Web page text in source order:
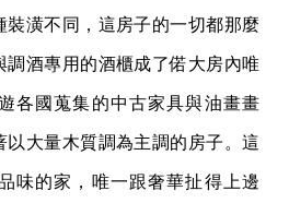
裝潢不同，這房子的一切都那麼
調酒專用的酒櫃成了偌大房內唯
各國蒐集的中古家具與油畫畫
以大量木質調為主調的房子。這
味的家，唯一跟奢華扯得上邊